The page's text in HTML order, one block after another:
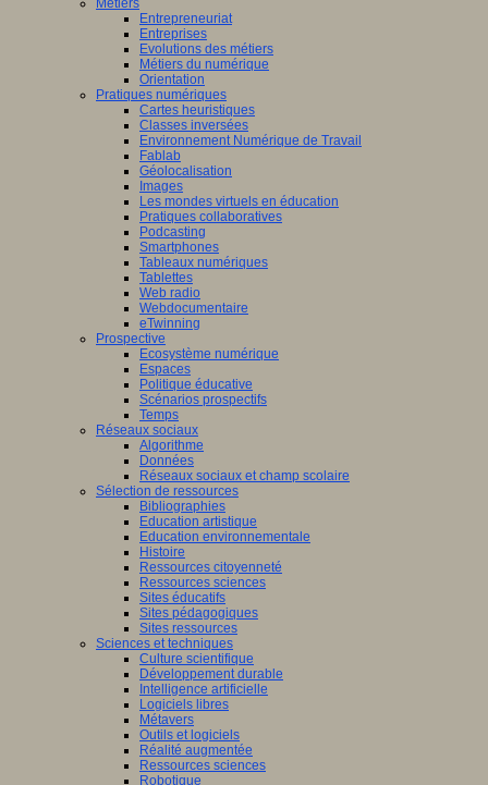
Métiers
Entrepreneuriat
Entreprises
Evolutions des métiers
Métiers du numérique
Orientation
Pratiques numériques
Cartes heuristiques
Classes inversées
Environnement Numérique de Travail
Fablab
Géolocalisation
Images
Les mondes virtuels en éducation
Pratiques collaboratives
Podcasting
Smartphones
Tableaux numériques
Tablettes
Web radio
Webdocumentaire
eTwinning
Prospective
Ecosystème numérique
Espaces
Politique éducative
Scénarios prospectifs
Temps
Réseaux sociaux
Algorithme
Données
Réseaux sociaux et champ scolaire
Sélection de ressources
Bibliographies
Education artistique
Education environnementale
Histoire
Ressources citoyenneté
Ressources sciences
Sites éducatifs
Sites pédagogiques
Sites ressources
Sciences et techniques
Culture scientifique
Développement durable
Intelligence artificielle
Logiciels libres
Métavers
Outils et logiciels
Réalité augmentée
Ressources sciences
Robotique